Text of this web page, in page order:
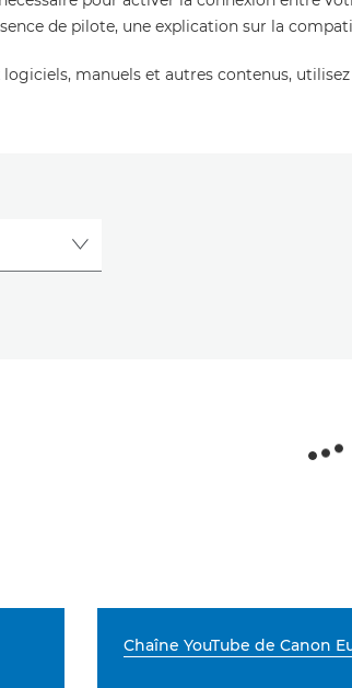
de pilote, une explication sur la
logiciels, manuels et autres contenus,
Chaîne YouTube de Canon